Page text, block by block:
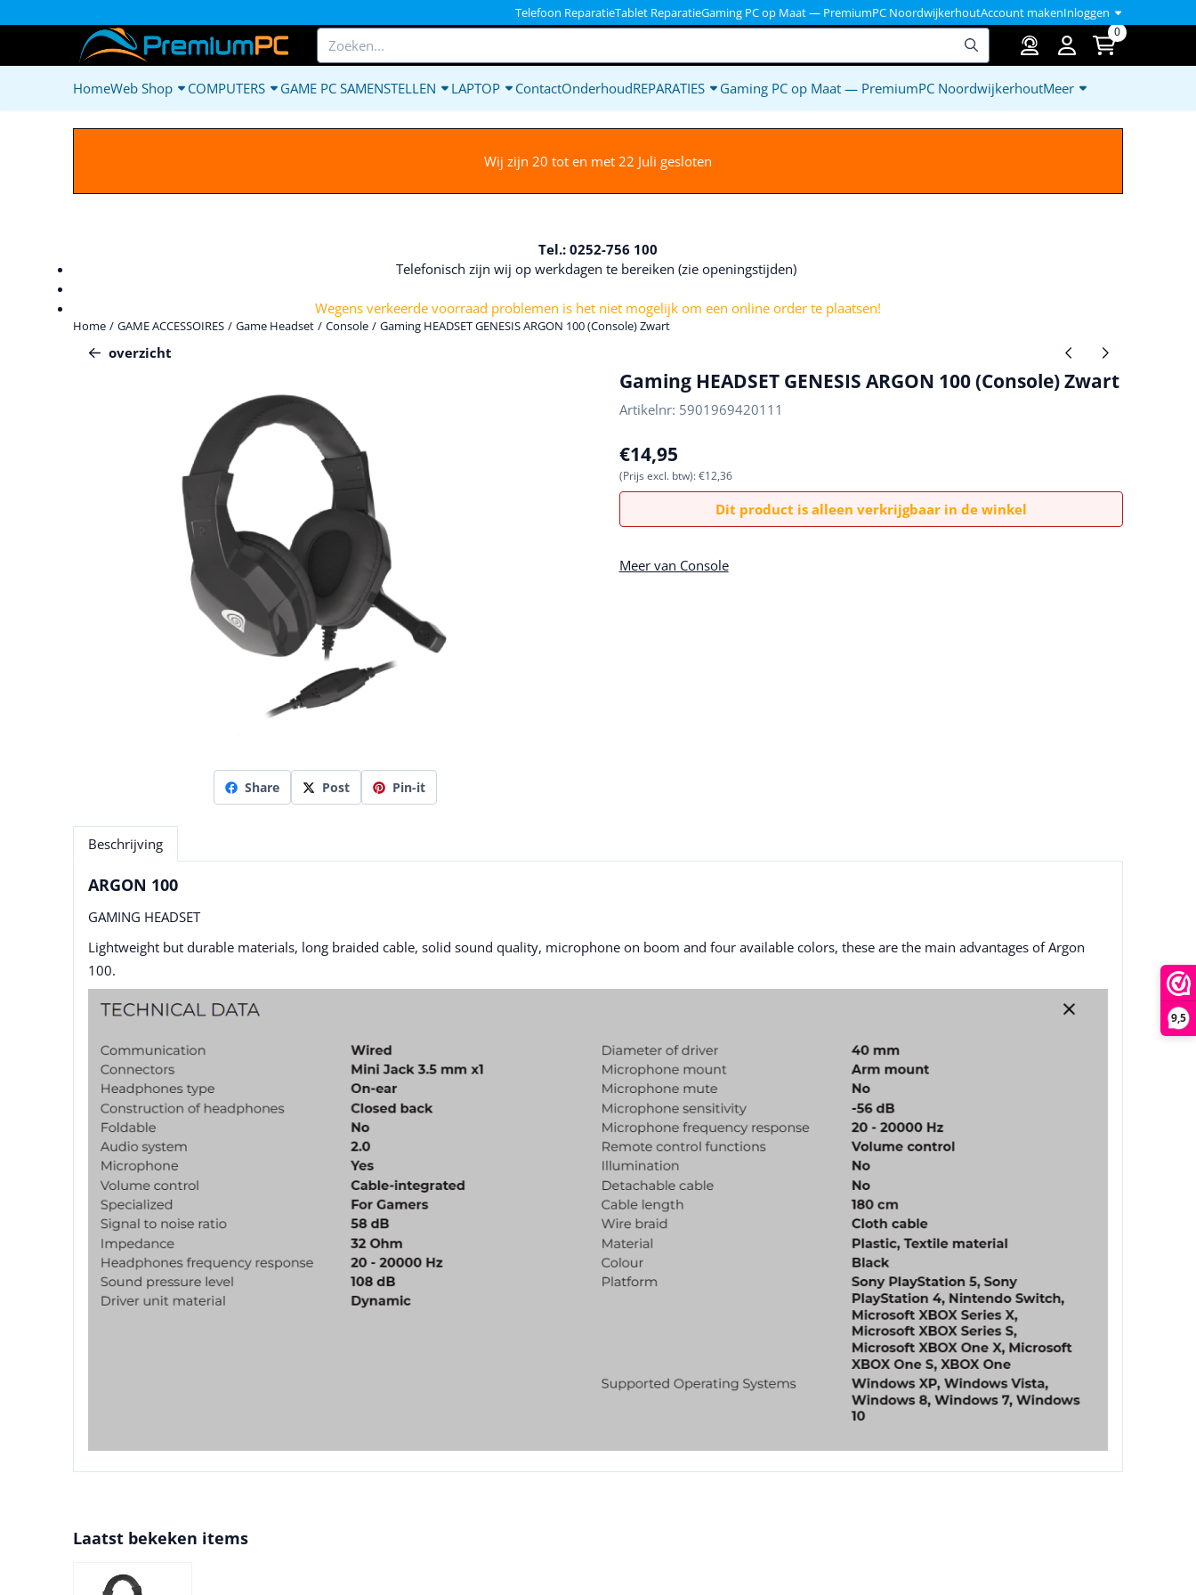
9,5
Telefoon ReparatieTablet ReparatieGaming PC op Maat — PremiumPC NoordwijkerhoutAccount makenInloggen
Zoeken 0
HomeWeb Shop COMPUTERS GAME PC SAMENSTELLEN LAPTOP ContactOnderhoudREPARATIES Gaming PC op Maat — PremiumPC NoordwijkerhoutMeer
Wij zijn 20 tot en met 22 Juli gesloten
Tel.: 0252-756 100
Telefonisch zijn wij op werkdagen te bereiken (zie openingstijden)
Wegens verkeerde voorraad problemen is het niet mogelijk om een online order te plaatsen!
Home / GAME ACCESSOIRES / Game Headset / Console / Gaming HEADSET GENESIS ARGON 100 (Console) Zwart
overzicht
Share Post Pin-it
Gaming HEADSET GENESIS ARGON 100 (Console) Zwart
Artikelnr: 5901969420111
€14,95
(Prijs excl. btw): €12,36
Dit product is alleen verkrijgbaar in de winkel
Meer van Console
Beschrijving
ARGON 100
GAMING HEADSET
Lightweight but durable materials, long braided cable, solid sound quality, microphone on boom and four available colors, these are the main advantages of Argon
100.
Laatst bekeken items